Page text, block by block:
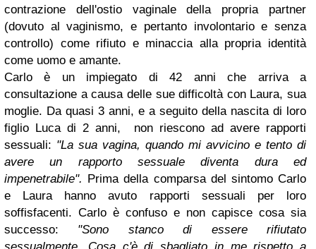
contrazione dell'ostio vaginale della propria partner
(dovuto al vaginismo, e pertanto involontario e senza
controllo) come rifiuto e minaccia alla propria identità
come uomo e amante.
Carlo è un impiegato di 42 anni che arriva a
consultazione a causa delle sue difficoltà con Laura, sua
moglie. Da quasi 3 anni, e a seguito della nascita di loro
figlio Luca di 2 anni, non riescono ad avere rapporti
sessuali: "La sua vagina, quando mi avvicino e tento di
avere un rapporto sessuale diventa dura ed
impenetrabile". Prima della comparsa del sintomo Carlo
e Laura hanno avuto rapporti sessuali per loro
soffisfacenti. Carlo è confuso e non capisce cosa sia
successo: "Sono stanco di essere rifiutato